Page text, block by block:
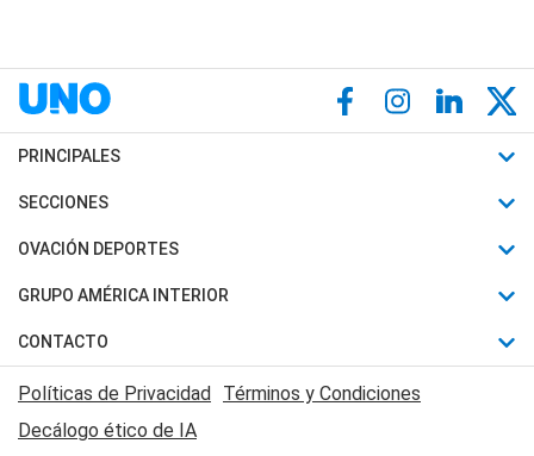
PRINCIPALES
Últimas Noticias
Política
Judiciales
Economia
SECCIONES
Horóscopo
Motores
Trucos caseros
Series y Películas
Edictos y Solicitadas
OVACIÓN DEPORTES
Fútbol
Mundial
Automovilismo
Rugby
GRUPO AMÉRICA INTERIOR
Canal 7 en Vivo
CONTACTO
Acerca de Nosotros
Contactanos
Políticas de Privacidad Términos y Condiciones
Decálogo ético de IA